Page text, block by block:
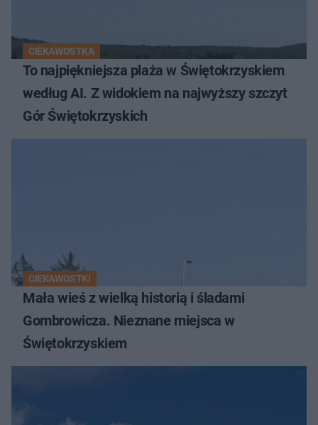
CIEKAWOSTKA
To najpiękniejsza plaża w Świętokrzyskiem
według AI. Z widokiem na najwyższy szczyt
Gór Świętokrzyskich
CIEKAWOSTKI
Mała wieś z wielką historią i śladami
Gombrowicza. Nieznane miejsca w
Świętokrzyskiem